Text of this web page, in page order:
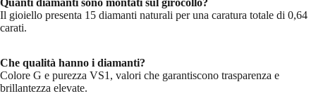
Quanti diamanti sono montati sul girocollo?
Il gioiello presenta 15 diamanti naturali per una caratura totale di 0,64
carati.
Che qualità hanno i diamanti?
Colore G e purezza VS1, valori che garantiscono trasparenza e
brillantezza elevate.